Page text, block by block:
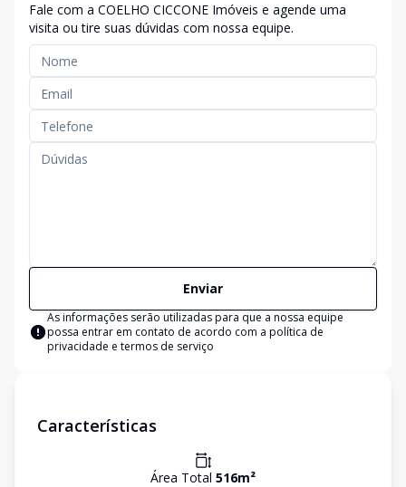
Fale com a COELHO CICCONE Imóveis e agende uma
visita ou tire suas dúvidas com nossa equipe.
Enviar
As informações serão utilizadas para que a nossa equipe
possa entrar em contato de acordo com a política de
privacidade e termos de serviço
Características
Área Total 516m²